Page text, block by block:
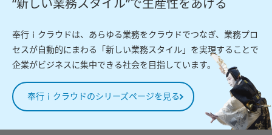
“新しい業務スタイル”で生産性をあげる
奉行ｉクラウドは、あらゆる業務をクラウドでつなぎ、業務プロ
セスが自動的にまわる「新しい業務スタイル」を実現することで
企業がビジネスに集中できる社会を目指しています。
奉行ｉクラウドのシリーズページを見る